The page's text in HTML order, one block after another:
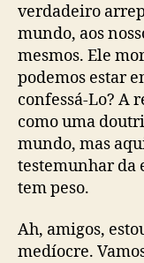
verdadeiro
mundo, aos
mesmos. Ele
podemos estar
confessá-Lo? A
como uma
mundo, mas
testemunhar da
tem peso.
Ah, amigos,
medíocre.